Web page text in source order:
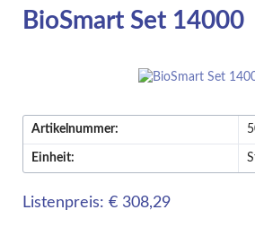
BioSmart Set 14000
Artikelnummer:
Einheit:
Listenpreis: € 308,29